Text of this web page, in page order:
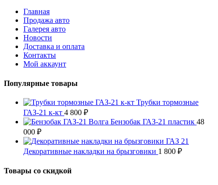
Главная
Продажа авто
Галерея авто
Новости
Доставка и оплата
Контакты
Мой аккаунт
Популярные товары
Трубки тормозные
ГАЗ-21 к-кт 4 800 ₽
Бензобак ГАЗ-21 пластик 48
000 ₽
Декоративные накладки на брызговики 1 800 ₽
Товары со скидкой